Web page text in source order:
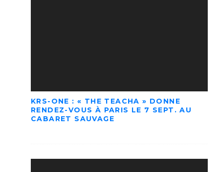
KRS-ONE : « THE TEACHA » DONNE
RENDEZ-VOUS À PARIS LE 7 SEPT. AU
CABARET SAUVAGE